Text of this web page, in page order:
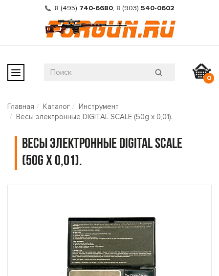
8 (495) 740-6680, 8 (903) 540-0602
0
Главная Каталог
Инструмент
Весы электронные DIGITAL SCALE (50g x 0,01).
Весы электронные DIGITAL SCALE
(50g x 0,01).